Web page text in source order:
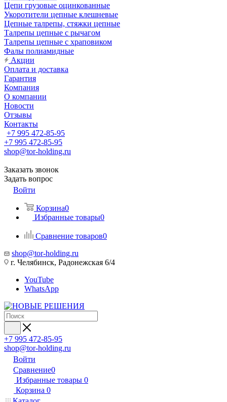
Цепи грузовые оцинкованные
Укоротители цепные клешневые
Цепные талрепы, стяжки цепные
Талрепы цепные с рычагом
Талрепы цепные с храповиком
Фалы полиамидные
Акции
Оплата и доставка
Гарантия
Компания
О компании
Новости
Отзывы
Контакты
+7 995 472-85-95
+7 995 472-85-95
shop@tor-holding.ru
Заказать звонок
Задать вопрос
Войти
Корзина0
Избранные товары0
Сравнение товаров0
shop@tor-holding.ru
г. Челябинск, Радонежская 6/4
YouTube
WhatsApp
+7 995 472-85-95
shop@tor-holding.ru
Войти
Сравнение0
Избранные товары 0
Корзина 0